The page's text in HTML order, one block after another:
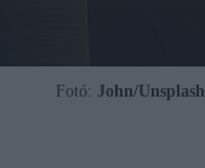
Fotó: John/Unsplash